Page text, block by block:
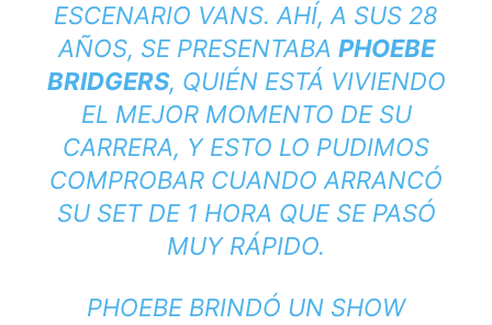
ESCENARIO VANS. AHÍ, A SUS 28
AÑOS, SE PRESENTABA PHOEBE
BRIDGERS, QUIÉN ESTÁ VIVIENDO
EL MEJOR MOMENTO DE SU
CARRERA, Y ESTO LO PUDIMOS
COMPROBAR CUANDO ARRANCÓ
SU SET DE 1 HORA QUE SE PASÓ
MUY RÁPIDO.
PHOEBE BRINDÓ UN SHOW